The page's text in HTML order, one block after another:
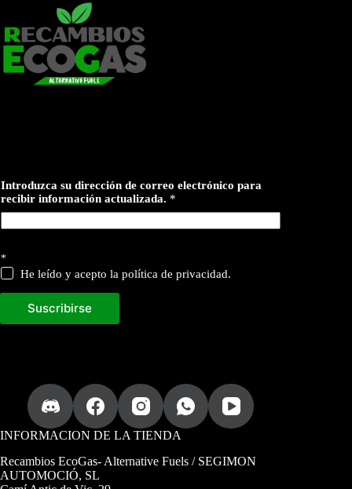
Introduzca su dirección de correo electrónico para
recibir información actualizada. *
e
*
He leído y acepto la política de privacidad.
Suscribirse
INFORMACION DE LA TIENDA
Recambios EcoGas- Alternative Fuels / SEGIMON
AUTOMOCIÓ, SL